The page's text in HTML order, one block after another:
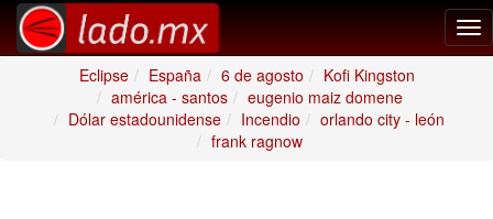
Eclipse
España 6 de agosto
Kofi Kingston
américa - santos
eugenio maiz domene
Dólar estadounidense
Incendio
orlando city - león
frank ragnow